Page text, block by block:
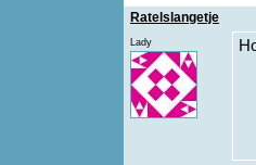
Ratelslangetje
Lady